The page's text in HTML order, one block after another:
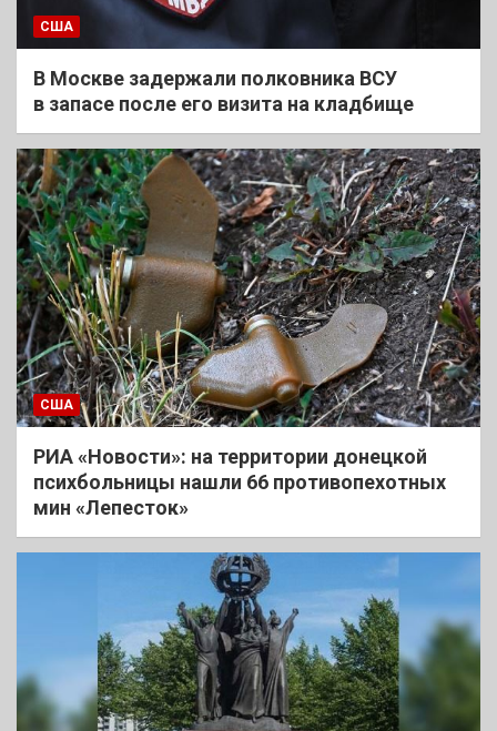
США
В Москве задержали полковника ВСУ
в запасе после его визита на кладбище
США
РИА «Новости»: на территории донецкой
психбольницы нашли 66 противопехотных
мин «Лепесток»